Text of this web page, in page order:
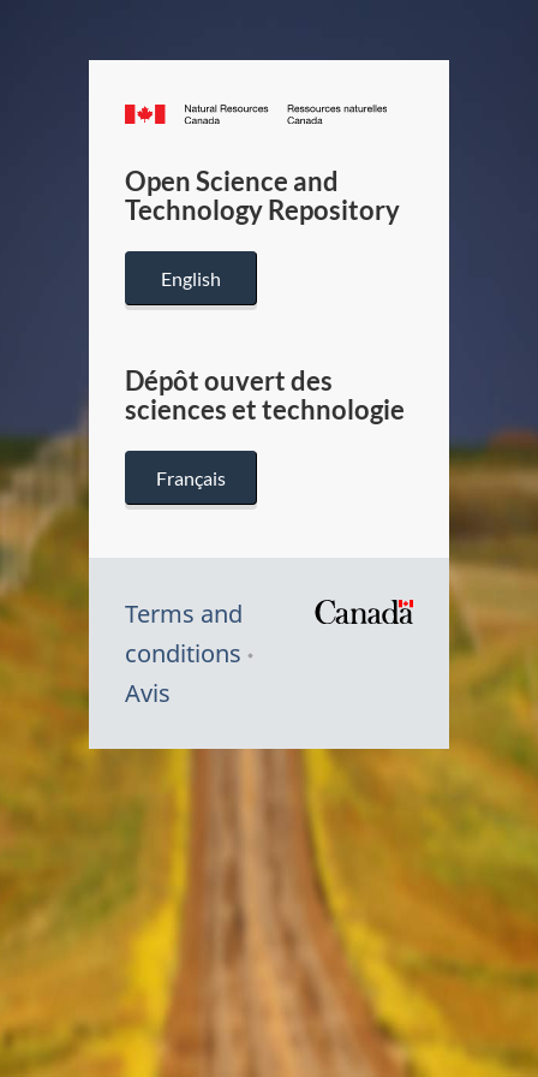
Canada.ca
/
Canada
Open Science and
Technology Repository
English
Dépôt ouvert des
sciences et technologie
Français
Terms and
conditions
Avis
Symbole
Canada